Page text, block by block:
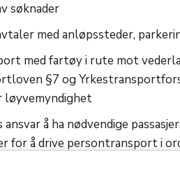
søknader
med anløpssteder,
med fartøy i rute mot
§7 og
løyvemyndighet
å ha nødvendige
for å drive persontransport i